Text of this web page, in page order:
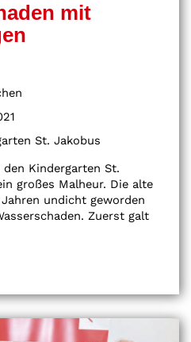
mit
St. Jakobus
Kindergarten St.
großes Malheur. Die alte
undicht geworden
Zuerst galt